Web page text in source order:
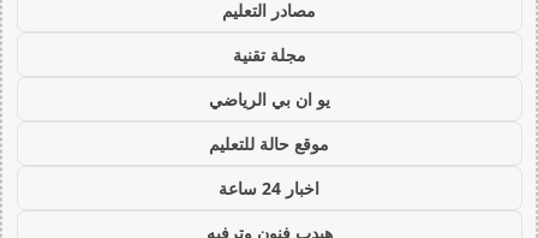
مصادر التعليم
مجلة تقنية
يو ان بي الرياضي
موقع حالة للتعليم
اخبار 24 ساعة
هيدب فنون وترفيه